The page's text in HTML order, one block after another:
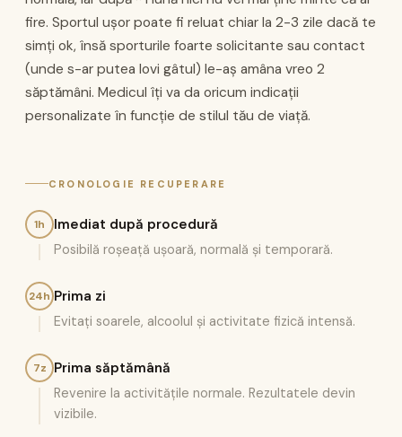
fire. Sportul ușor poate fi reluat chiar la 2-3 zile dacă te
simți ok, însă sporturile foarte solicitante sau contact
(unde s-ar putea lovi gâtul) le-aș amâna vreo 2
săptămâni. Medicul îți va da oricum indicații
personalizate în funcție de stilul tău de viață.
CRONOLOGIE RECUPERARE
1h Imediat după procedură
Posibilă roșeață ușoară, normală și temporară.
24h Prima zi
Evitați soarele, alcoolul și activitate fizică intensă.
7z Prima săptămână
Revenire la activitățile normale. Rezultatele devin
vizibile.